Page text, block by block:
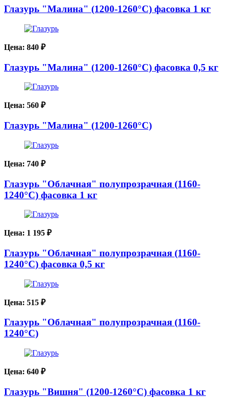
Глазурь "Малина" (1200-1260°С) фасовка 1 кг
Цена: 840 ₽
Глазурь "Малина" (1200-1260°С) фасовка 0,5 кг
Цена: 560 ₽
Глазурь "Малина" (1200-1260°С)
Цена: 740 ₽
Глазурь "Облачная" полупрозрачная (1160-
1240°С) фасовка 1 кг
Цена: 1 195 ₽
Глазурь "Облачная" полупрозрачная (1160-
1240°С) фасовка 0,5 кг
Цена: 515 ₽
Глазурь "Облачная" полупрозрачная (1160-
1240°С)
Цена: 640 ₽
Глазурь "Вишня" (1200-1260°С) фасовка 1 кг